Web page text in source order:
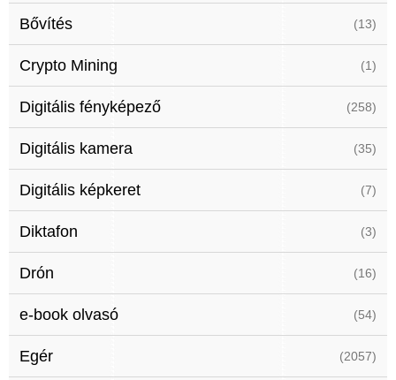
Bővítés (13)
Crypto Mining (1)
Digitális fényképező (258)
Digitális kamera (35)
Digitális képkeret (7)
Diktafon (3)
Drón (16)
e-book olvasó (54)
Egér (2057)